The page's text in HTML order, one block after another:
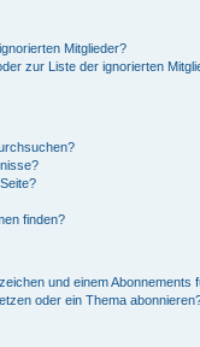
Mitglieder?
zur Liste der ignorierten
finden?
und einem Abonnements
oder ein Thema